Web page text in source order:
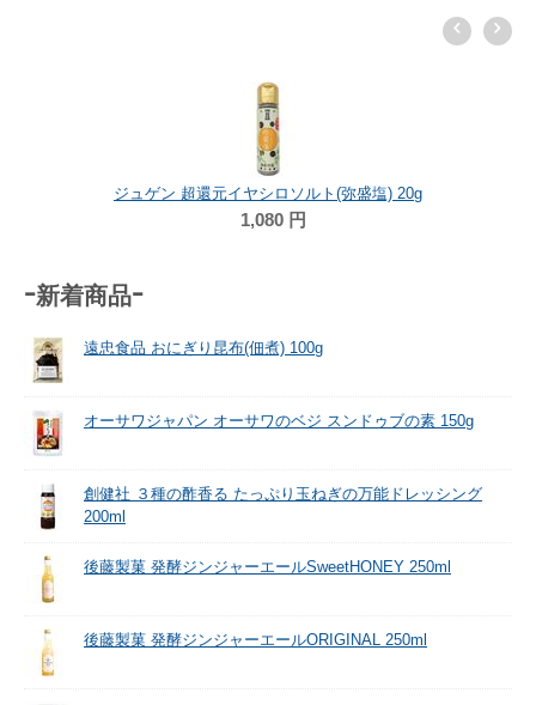
ジュゲン 超還元イヤシロソルト(弥盛塩) 20g
1,080 円
-新着商品-
遠忠食品 おにぎり昆布(佃煮) 100g
オーサワジャパン オーサワのベジ スンドゥブの素 150g
創健社 ３種の酢香る たっぷり玉ねぎの万能ドレッシング
200ml
後藤製菓 発酵ジンジャーエールSweetHONEY 250ml
後藤製菓 発酵ジンジャーエールORIGINAL 250ml